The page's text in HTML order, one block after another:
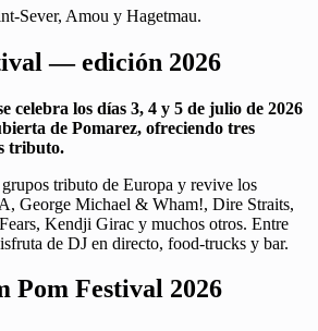
Sever, Amou y Hagetmau.
— edición 2026
celebra los días 3, 4 y 5 de julio de 2026
de Pomarez, ofreciendo tres
tributo.
tributo de Europa y revive los
George Michael & Wham!, Dire Straits,
Kendji Girac y muchos otros. Entre
de DJ en directo, food-trucks y bar.
Pom Festival 2026